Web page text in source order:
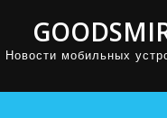
Новости мобильных